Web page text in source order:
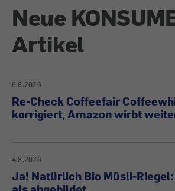
Neue
Artikel
6.8.2026
Re-Check Coffeefair
korrigiert, Amazon wirbt
4.8.2026
Ja! Natürlich Bio Müsli-